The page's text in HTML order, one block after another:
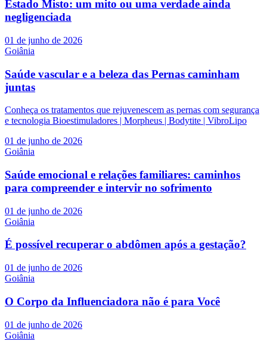
Estado Misto: um mito ou uma verdade ainda
negligenciada
01 de junho de 2026
Goiânia
Saúde vascular e a beleza das Pernas caminham
juntas
Conheça os tratamentos que rejuvenescem as pernas com segurança
e tecnologia Bioestimuladores | Morpheus | Bodytite | VibroLipo
01 de junho de 2026
Goiânia
Saúde emocional e relações familiares: caminhos
para compreender e intervir no sofrimento
01 de junho de 2026
Goiânia
É possível recuperar o abdômen após a gestação?
01 de junho de 2026
Goiânia
O Corpo da Influenciadora não é para Você
01 de junho de 2026
Goiânia